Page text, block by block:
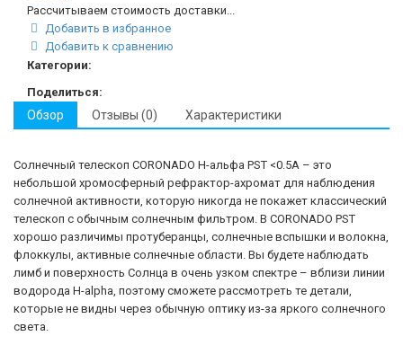
Рассчитываем стоимость доставки...
Добавить в избранное
Добавить к сравнению
Категории:
Поделиться:
Обзор Отзывы (0) Характеристики
Солнечный телескоп CORONADO H-альфа PST <0.5A – это
небольшой хромосферный рефрактор-ахромат для наблюдения
солнечной активности, которую никогда не покажет классический
телескоп с обычным солнечным фильтром. В CORONADO PST
хорошо различимы протуберанцы, солнечные вспышки и волокна,
флоккулы, активные солнечные области. Вы будете наблюдать
лимб и поверхность Солнца в очень узком спектре – вблизи линии
водорода H-alpha, поэтому сможете рассмотреть те детали,
которые не видны через обычную оптику из-за яркого солнечного
света.